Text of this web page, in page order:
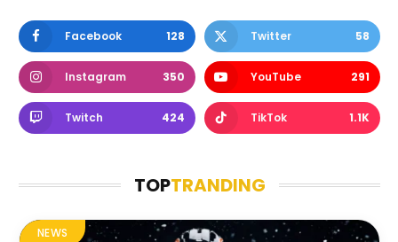
Facebook 128 Twitter 58
Instagram 350 YouTube 291
Twitch 424 TikTok 1.1K
TOPTRANDING
NEWS